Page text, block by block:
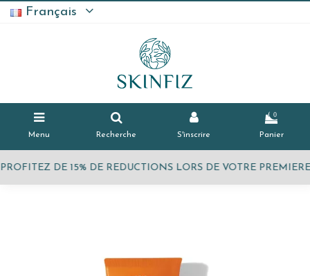
Français
Menu Recherche S'inscrire
0
Panier
PROFITEZ DE 15% DE REDUCTIONS LORS DE VOTRE